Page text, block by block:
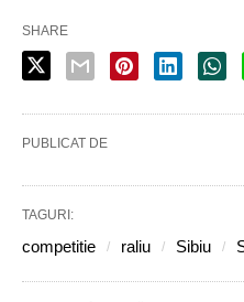
SHARE
PUBLICAT DE
TAGURI:
competitie raliu Sibiu